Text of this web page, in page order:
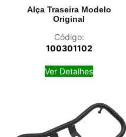
Alça Traseira Modelo
Original
Código:
100301102
Ver Detalhes